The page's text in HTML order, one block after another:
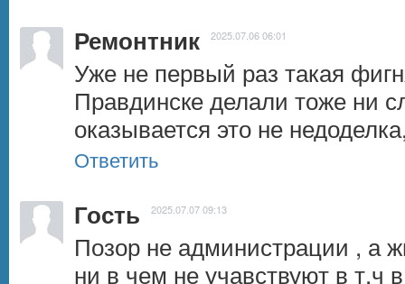
Ремонтник 2025.07.06 06:01
Уже не первый раз такая
Правдинске делали тоже ни
оказывается это не
Ответить
Гость 2025.07.07 09:13
Позор не администрации , а
ни в чем не учавствуют в т.ч